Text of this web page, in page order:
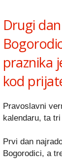
Drugi
praznika
kod
Pravoslavni
kalendaru, ta
Prvi dan
Bogorodici, a